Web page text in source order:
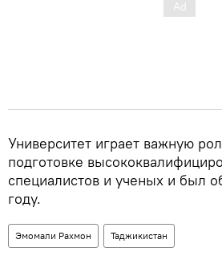
Университет играет важную
подготовке
специалистов и ученых и был
году.
Эмомали Рахмон Таджикистан